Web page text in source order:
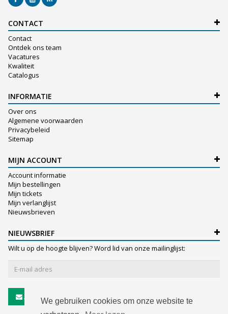
We gebruiken cookies om onze website te
CONTACT
Contact
Ontdek ons team
Vacatures
Kwaliteit
Catalogus
INFORMATIE
Over ons
Algemene voorwaarden
Privacybeleid
Sitemap
MIJN ACCOUNT
Account informatie
Mijn bestellingen
Mijn tickets
Mijn verlanglijst
Nieuwsbrieven
NIEUWSBRIEF
Wilt u op de hoogte blijven? Word lid van onze mailinglijst:
Abonneer